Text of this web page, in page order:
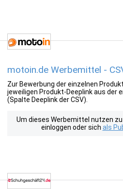
motoin.de Werbemittel -
Zur Bewerbung der einzelnen
jeweiligen Produkt-Deeplink aus der
(Spalte Deeplink der CSV).
Um dieses Werbemittel nutzen
einloggen oder sich als